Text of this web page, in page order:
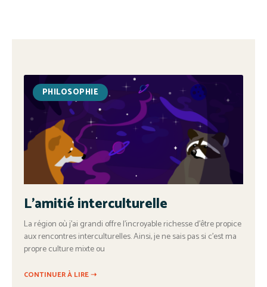
PHILOSOPHIE
L’amitié interculturelle
La région où j’ai grandi offre l’incroyable richesse d’être propice
aux rencontres interculturelles. Ainsi, je ne sais pas si c’est ma
propre culture mixte ou
CONTINUER À LIRE ➝